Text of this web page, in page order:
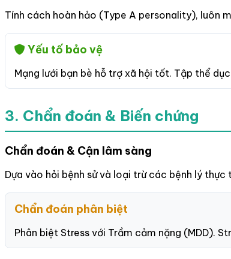
Tính cách hoàn hảo (Type A personality), luôn
Yếu tố bảo vệ
Mạng lưới bạn bè hỗ trợ xã hội tốt. Tập thể
3. Chẩn đoán & Biến chứng
Chẩn đoán & Cận lâm sàng
Dựa vào hỏi bệnh sử và loại trừ các bệnh lý thực
Chẩn đoán phân biệt
Phân biệt Stress với Trầm cảm nặng (MDD).